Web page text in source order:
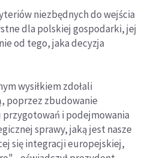
niezbędnych do wejścia
dla polskiej gospodarki, jej
od tego, jaka decyzja
wysiłkiem zdołali
poprzez zbudowanie
i podejmowania
sprawy, jaką jest nasze
się integracji europejskiej,